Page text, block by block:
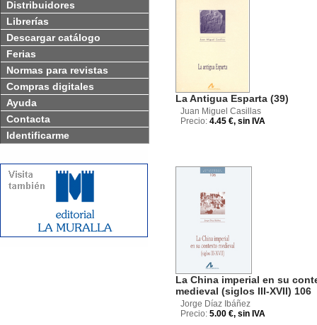
Distribuidores
Librerías
Descargar catálogo
Ferias
Normas para revistas
Compras digitales
Ayuda
Contacta
Identificarme
La Antigua Esparta (39)
Juan Miguel Casillas
Precio: 4.45 €, sin IVA
La China imperial en su
medieval (siglos III-XVII) 106
Jorge Díaz Ibáñez
Precio: 5.00 €, sin IVA